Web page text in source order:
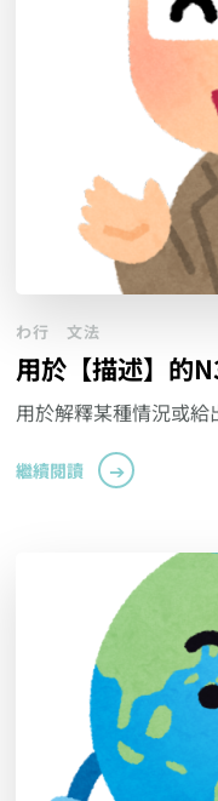
わ行 文法
用於【描述】的
用於解釋某種情況或給
繼續閱讀